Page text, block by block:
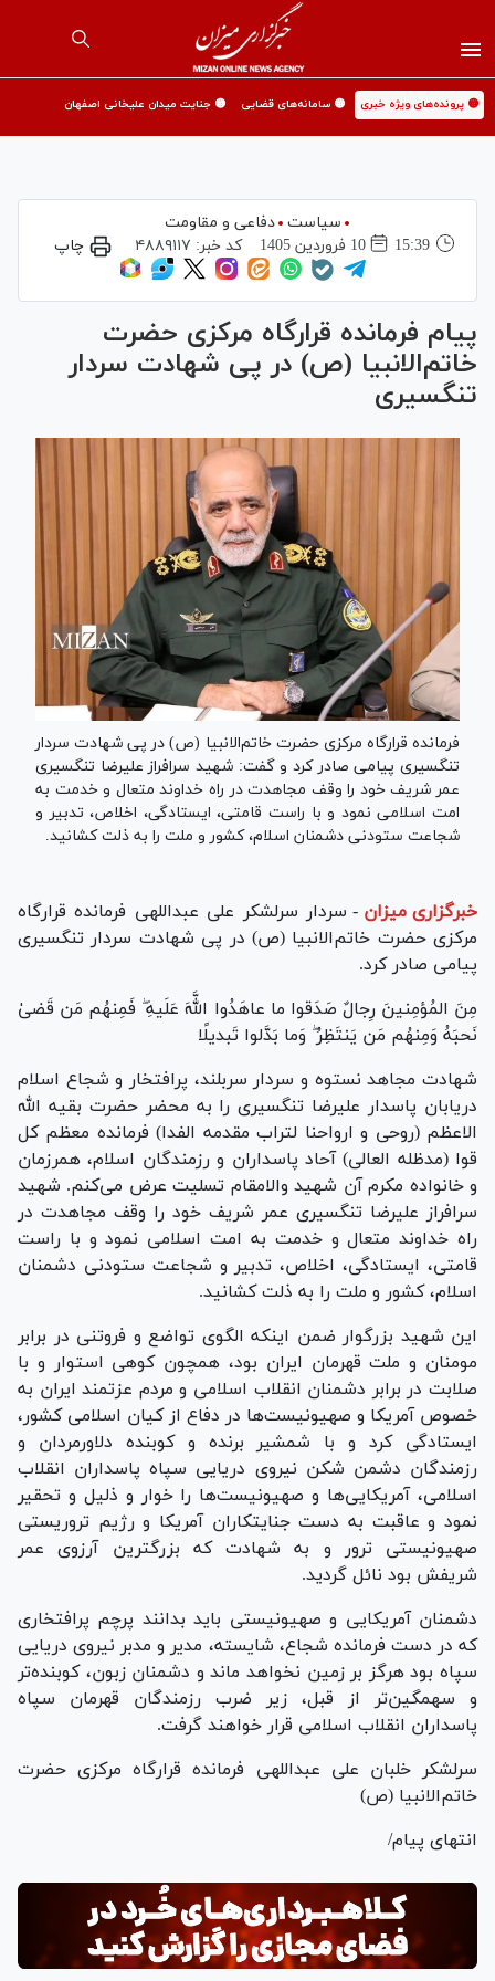
🟡 پرونده‌های ویژه خبری 🟡 سامانه‌های قضایی 🟡 جنایت میدان علیخانی اصفهان
سیاست
دفاعی و مقاومت
15:39
10 فروردين 1405 کد خبر: ۴۸۸۹۱۱۷ چاپ
پیام فرمانده قرارگاه مرکزی حضرت
خاتم‌الانبیا (ص) در پی شهادت سردار
تنگسیری
فرمانده قرارگاه مرکزی حضرت خاتم‌الانبیا (ص) در پی شهادت سردار
تنگسیری پیامی صادر کرد و گفت: شهید سرافراز علیرضا تنگسیری
عمر شریف خود را وقف مجاهدت در راه خداوند متعال و خدمت به
امت اسلامی نمود و با راست قامتی، ایستادگی، اخلاص، تدبیر و
شجاعت ستودنی دشمنان اسلام، کشور و ملت را به ذلت کشانید.
خبرگزاری میزان - سردار سرلشکر علی عبداللهی فرمانده قرارگاه
مرکزی حضرت خاتم‌الانبیا (ص) در پی شهادت سردار تنگسیری
پیامی صادر کرد.
مِنَ المُؤمِنینَ رِجالٌ صَدَقوا ما عاهَدُوا اللَّهَ عَلَیهِ ۖ فَمِنهُم مَن قَضىٰ
نَحبَهُ وَمِنهُم مَن یَنتَظِرُ ۖ وَما بَدَّلوا تَبدیلًا
شهادت مجاهد نستوه و سردار سربلند، پرافتخار و شجاع اسلام
دریابان پاسدار علیرضا تنگسیری را به محضر حضرت بقیه الله
الاعظم (روحی و ارواحنا لتراب مقدمه الفدا) فرمانده معظم کل
قوا (مدظله العالی) آحاد پاسداران و رزمندگان اسلام، همرزمان
و خانواده مکرم آن شهید والامقام تسلیت عرض می‌کنم. شهید
سرافراز علیرضا تنگسیری عمر شریف خود را وقف مجاهدت در
راه خداوند متعال و خدمت به امت اسلامی نمود و با راست
قامتی، ایستادگی، اخلاص، تدبیر و شجاعت ستودنی دشمنان
اسلام، کشور و ملت را به ذلت کشانید.
این شهید بزرگوار ضمن اینکه الگوی تواضع و فروتنی در برابر
مومنان و ملت قهرمان ایران بود، همچون کوهی استوار و با
صلابت در برابر دشمنان انقلاب اسلامی و مردم عزتمند ایران به
خصوص آمریکا و صهیونیست‌ها در دفاع از کیان اسلامی کشور،
ایستادگی کرد و با شمشیر برنده و کوبنده دلاورمردان و
رزمندگان دشمن شکن نیروی دریایی سپاه پاسداران انقلاب
اسلامی، آمریکایی‌ها و صهیونیست‌ها را خوار و ذلیل و تحقیر
نمود و عاقبت به دست جنایتکاران آمریکا و رژیم تروریستی
صهیونیستی ترور و به شهادت که بزرگترین آرزوی عمر
شریفش بود نائل گردید.
دشمنان آمریکایی و صهیونیستی باید بدانند پرچم پرافتخاری
که در دست فرمانده شجاع، شایسته، مدیر و مدبر نیروی دریایی
سپاه بود هرگز بر زمین نخواهد ماند و دشمنان زبون، کوبنده‌تر
و سهمگین‌تر از قبل، زیر ضرب رزمندگان قهرمان سپاه
پاسداران انقلاب اسلامی قرار خواهند گرفت.
سرلشکر خلبان علی عبداللهی فرمانده قرارگاه مرکزی حضرت
خاتم‌الانبیا (ص)
انتهای پیام/